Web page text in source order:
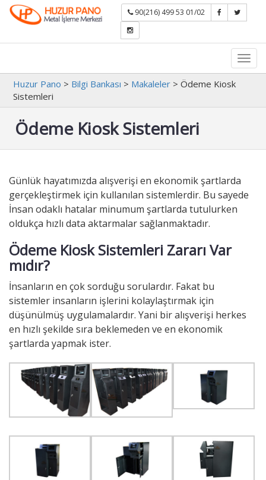
90(216) 499 53 01/02
Huzur Pano > Bilgi Bankası > Makaleler > Ödeme Kiosk
Sistemleri
Ödeme Kiosk Sistemleri
Günlük hayatımızda alışverişi en ekonomik şartlarda
gerçekleştirmek için kullanılan sistemlerdir. Bu sayede
İnsan odaklı hatalar minumum şartlarda tutulurken
oldukça hızlı data aktarmalar sağlanmaktadır.
Ödeme Kiosk Sistemleri Zararı Var
mıdır?
İnsanların en çok sorduğu sorulardır. Fakat bu
sistemler insanların işlerini kolaylaştırmak için
düşünülmüş uygulamalardır. Yani bir alışverişi herkes
en hızlı şekilde sıra beklemeden ve en ekonomik
şartlarda yapmak ister.